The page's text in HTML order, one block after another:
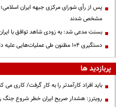
پس از رأی شورای مرکزی جبهه ایران
مشخص شدند
بسنت مدعی شد: به زودی شاهد توافق با
دستگیری ۱۰۴ مظنون طی عملیات‌هایی علیه داعش در ترکیه
پربازدید ها
باید افراد کارآمدتر را به کار گرفت/ کاری
رویترز: هشدار صریح ایران خطر شروع جنگ